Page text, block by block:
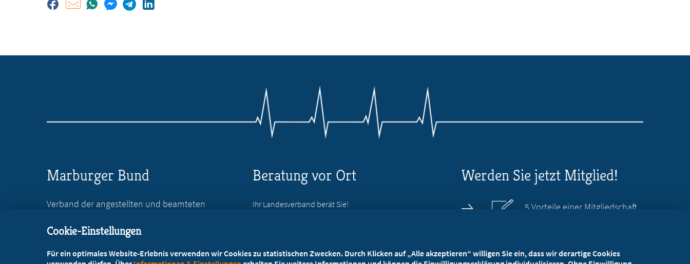
Marburger Bund
Verband der angestellten und beamteten
Reinhardtstr. 36
Beratung vor Ort
Ihr Landesverband berät Sie!
Werden Sie jetzt Mitglied!
5 Vorteile einer Mitgliedschaft
Kostenlos für Studierende
Cookie-Einstellungen
Für ein optimales Website-Erlebnis verwenden wir Cookies zu statistischen Zwecken. Durch Klicken auf „Alle akzeptieren“ willigen Sie ein, dass wir derartige Cookies